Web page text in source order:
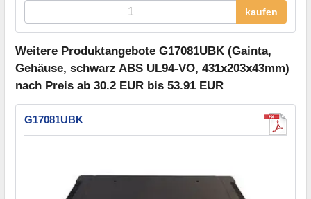
kaufen
Weitere Produktangebote G17081UBK (Gainta,
Gehäuse, schwarz ABS UL94-VO, 431x203x43mm)
nach Preis ab 30.2 EUR bis 53.91 EUR
G17081UBK